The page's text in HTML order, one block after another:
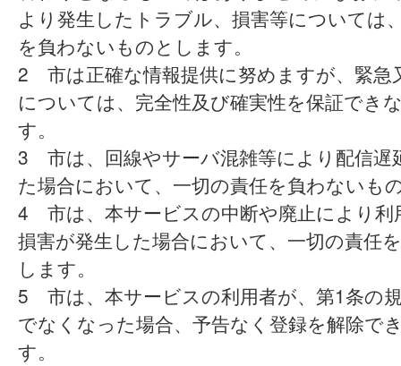
より発生したトラブル、損害等については
を負わないものとします。
2 市は正確な情報提供に努めますが、緊急
については、完全性及び確実性を保証でき
す。
3 市は、回線やサーバ混雑等により配信遅
た場合において、一切の責任を負わないも
4 市は、本サービスの中断や廃止により利
損害が発生した場合において、一切の責任
します。
5 市は、本サービスの利用者が、第1条の
でなくなった場合、予告なく登録を解除で
す。